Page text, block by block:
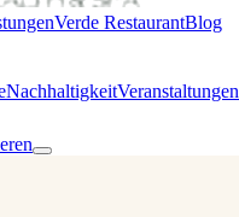
Verde RestaurantBlog
NachhaltigkeitVeranstaltungen